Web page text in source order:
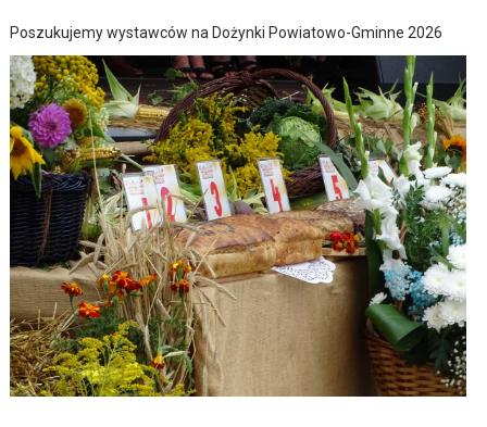
Poszukujemy wystawców na Dożynki Powiatowo-Gminne 2026